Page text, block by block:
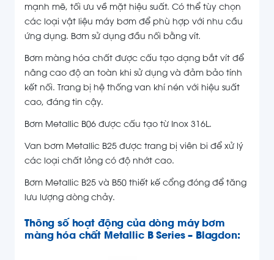
mạnh mẽ, tối ưu về mặt hiệu suất. Có thể tùy chọn
các loại vật liệu máy bơm để phù hợp với nhu cầu
ứng dụng. Bơm sử dụng đầu nối bằng vít.
Bơm màng hóa chất được cấu tạo dạng bắt vít để
nâng cao độ an toàn khi sử dụng và đảm bảo tính
kết nối. Trang bị hệ thống van khí nén với hiệu suất
cao, đáng tin cậy.
Bơm Metallic B06 được cấu tạo từ Inox 316L.
Van bơm Metallic B25 được trang bị viên bi để xử lý
các loại chất lỏng có độ nhớt cao.
Bơm Metallic B25 và B50 thiết kế cổng đóng để tăng
lưu lượng dòng chảy.
Thông số hoạt động của dòng máy bơm
màng hóa chất Metallic B Series – Blagdon: